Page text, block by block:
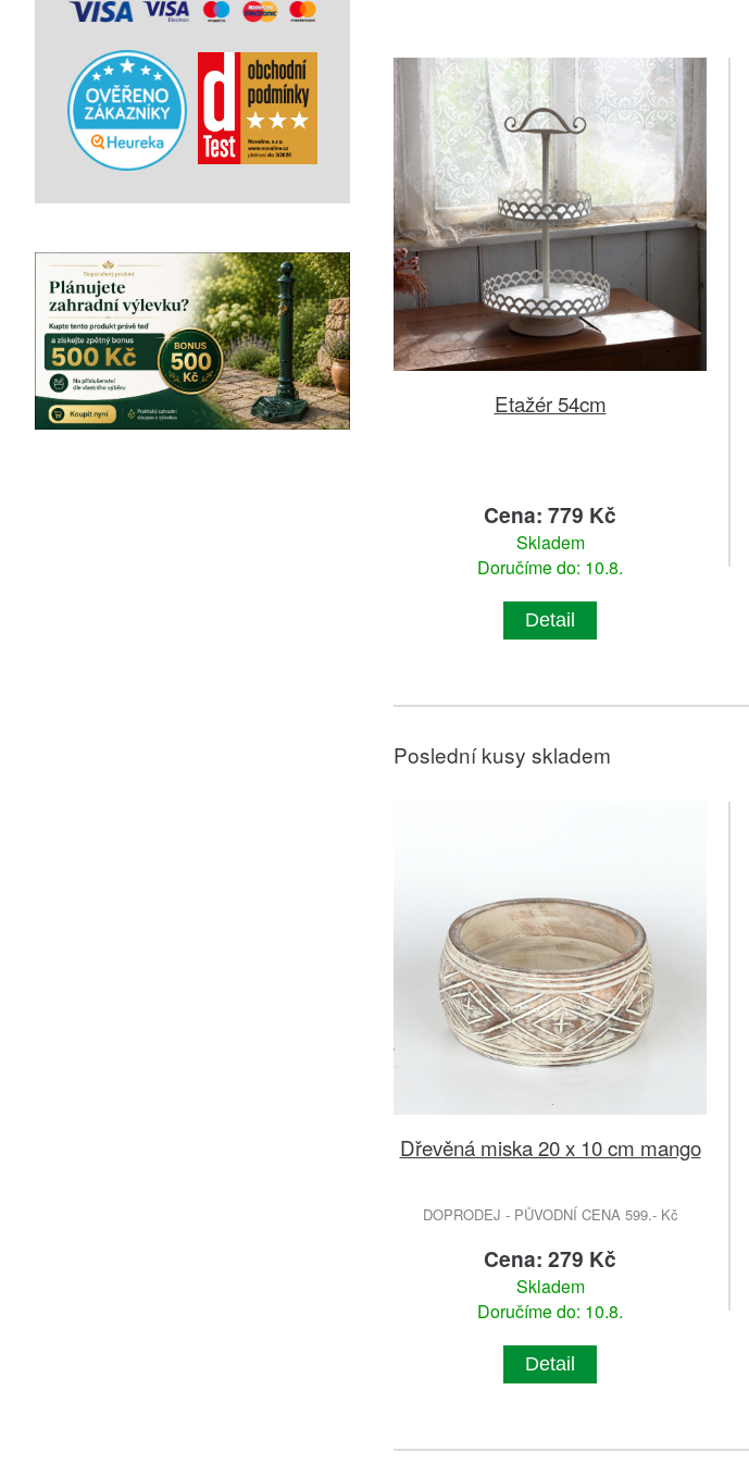
Etažér 54cm
Cena: 779 Kč
Skladem
Doručíme do: 10.8.
Detail
Poslední kusy skladem
Dřevěná miska 20 x 10 cm mango
DOPRODEJ - PŮVODNÍ CENA 599.- Kč
Cena: 279 Kč
Skladem
Doručíme do: 10.8.
Detail